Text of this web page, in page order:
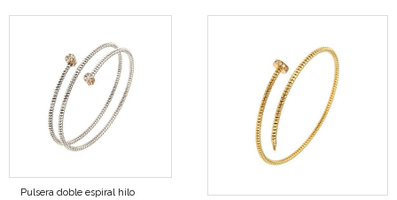
Pulsera doble espiral hilo